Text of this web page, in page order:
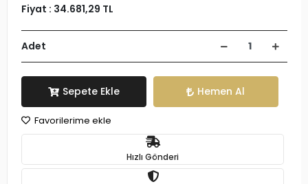
Fiyat : 34.681,29 TL
Adet
Sepete Ekle Hemen Al
Favorilerime ekle
Hızlı Gönderi